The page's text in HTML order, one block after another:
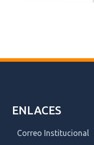
ENLACES
Correo Institucional